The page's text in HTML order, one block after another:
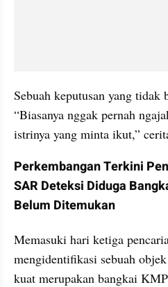
Sebuah keputusan yang tidak
“Biasanya nggak pernah
istrinya yang minta ikut,”
Perkembangan Terkini
SAR Deteksi Diduga
Belum Ditemukan
Memasuki hari ketiga
mengidentifikasi sebuah
kuat merupakan bangkai